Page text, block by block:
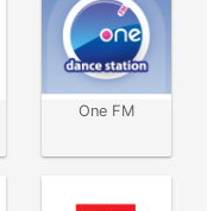
One FM